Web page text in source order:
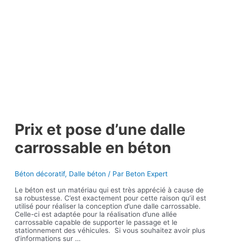
Prix et pose d’une dalle
carrossable en béton
Béton décoratif, Dalle béton / Par Beton Expert
Le béton est un matériau qui est très apprécié à cause de
sa robustesse. C’est exactement pour cette raison qu’il est
utilisé pour réaliser la conception d’une dalle carrossable.
Celle-ci est adaptée pour la réalisation d’une allée
carrossable capable de supporter le passage et le
stationnement des véhicules. Si vous souhaitez avoir plus
d’informations sur …